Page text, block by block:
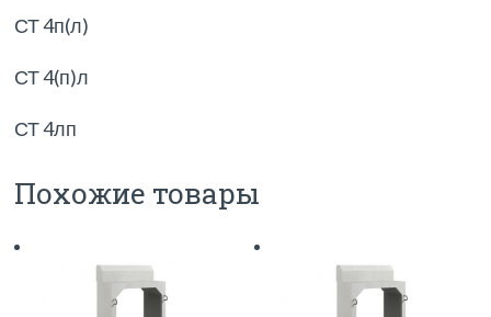
СТ 4п(л)
СТ 4(п)л
СТ 4лп
Похожие товары